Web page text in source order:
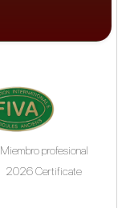
Miembro profesional
2026 Certificate